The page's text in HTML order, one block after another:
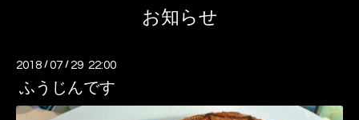
お知らせ
2018 /07 / 29 22:00
ふうじんです